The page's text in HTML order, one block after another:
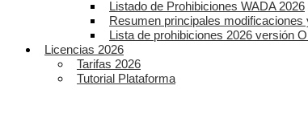
Listado de Prohibiciones WADA 2026
Resumen principales
Lista de prohibiciones 2026 versión
Licencias 2026
Tarifas 2026
Tutorial Plataforma